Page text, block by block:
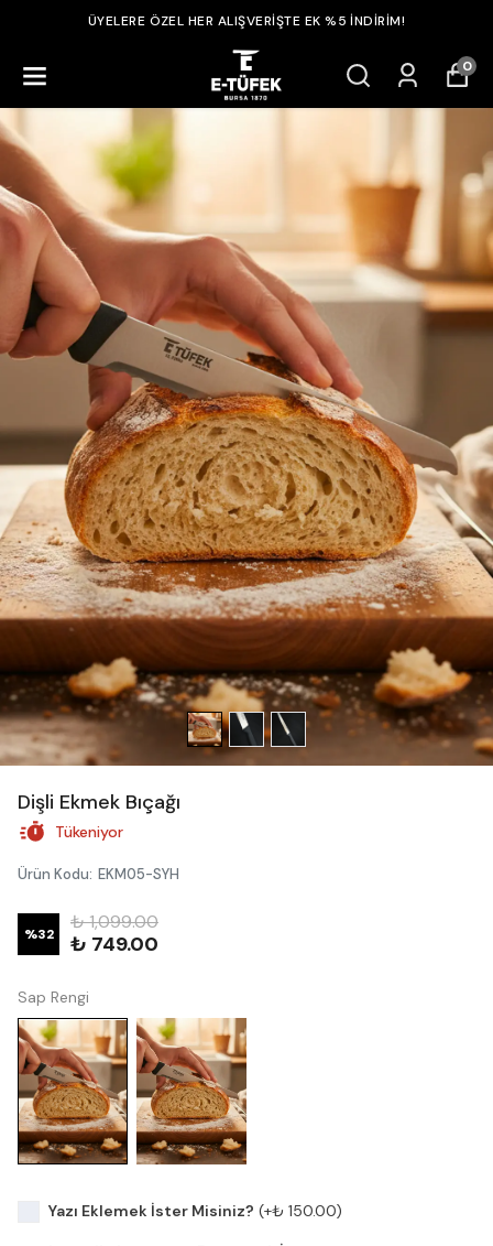
ÜYELERE ÖZEL HER ALIŞVERİŞTE EK %5 İNDİRİM!
0
Dişli Ekmek Bıçağı
Tükeniyor
Ürün Kodu: EKM05-SYH
%32
₺ 1,099.00
₺ 749.00
Sap Rengi
Yazı Eklemek İster Misiniz? (+₺ 150.00)